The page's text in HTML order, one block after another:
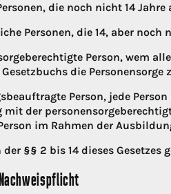
die noch nicht 14 Jahre
Personen, die 14, aber noch
Person, wem
die Personensorge
Person, jede
mit der
im Rahmen der
der §§ 2 bis 14 dieses